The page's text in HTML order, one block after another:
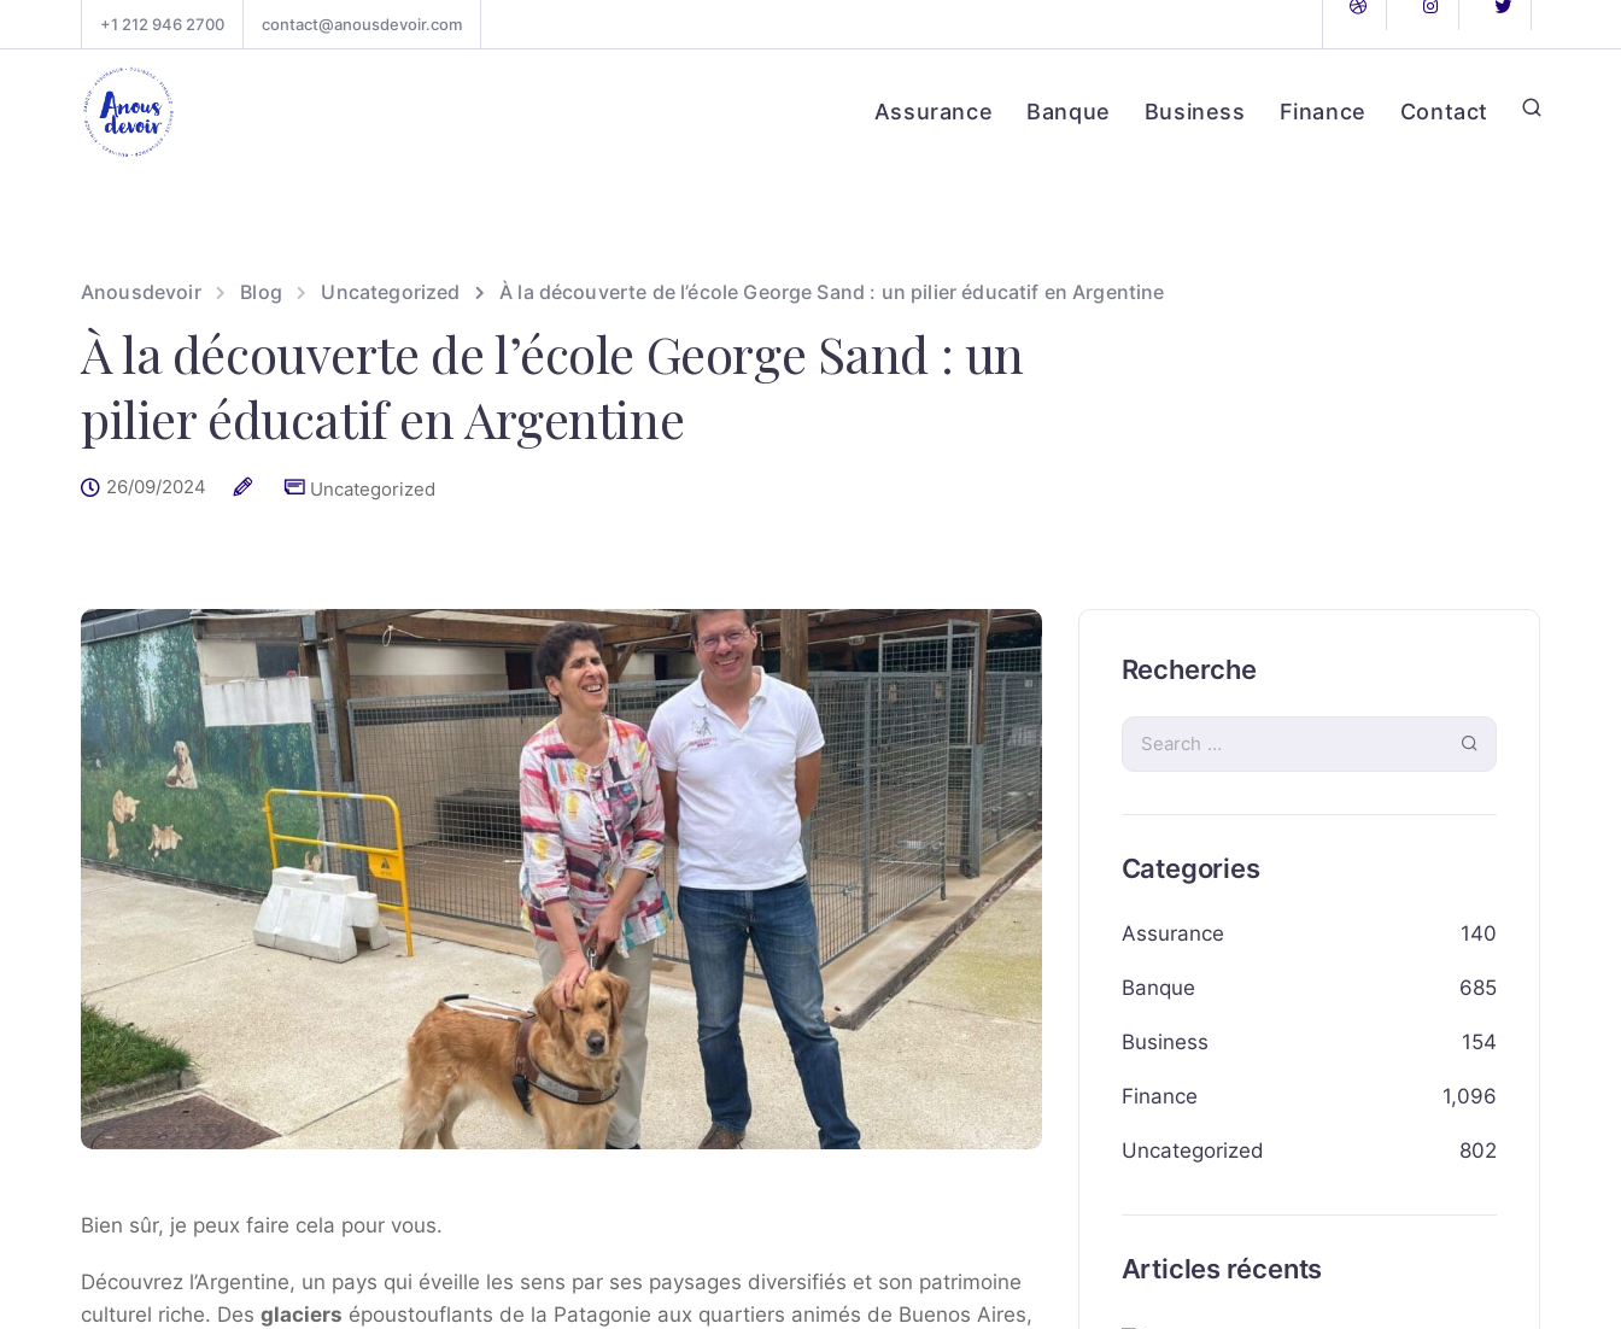
+1 212 946 2700 contact@anousdevoir.com
Assurance Banque Business Finance Contact
Anousdevoir Blog Uncategorized À la découverte de l’école George Sand : un pilier éducatif en Argentine
À la découverte de l’école George Sand : un
pilier éducatif en Argentine
26/09/2024 Uncategorized
Bien sûr, je peux faire cela pour vous.
Découvrez l’Argentine, un pays qui éveille les sens par ses paysages diversifiés et son patrimoine
culturel riche. Des glaciers époustouflants de la Patagonie aux quartiers animés de Buenos Aires,
Recherche
Categories
Assurance 140
Banque 685
Business 154
Finance 1,096
Uncategorized 802
Articles récents